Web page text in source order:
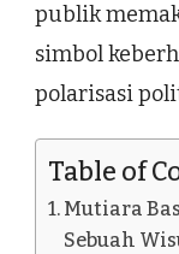
publik
simbol
polarisasi
Table of
Mutiara
Sebuah